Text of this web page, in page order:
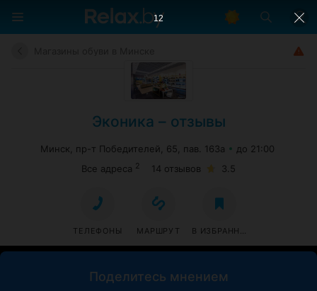
Эконика – отзывы
Минск, пр-т Победителей, 65, пав. 163а
до 21:00
Все адреса 2 14 отзывов 3.5
ТЕЛЕФОНЫ МАРШРУТ В ИЗБРАННОЕ
Поделитесь мнением
11